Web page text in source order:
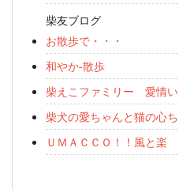
柴友ブログ
お散歩で・・・
和やか-散歩
柴えこファミリー 愛情
柴犬の愛ちゃんと猫の心
ＵＭＡＣＣＯ！！風と楽